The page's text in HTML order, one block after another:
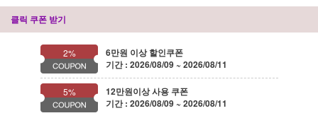
클릭 쿠폰 받기
2%
6만원 이상 할인쿠폰
기간 : 2026/08/09 ~ 2026/08/11
5%
12만원이상 사용 쿠폰
기간 : 2026/08/09 ~ 2026/08/11